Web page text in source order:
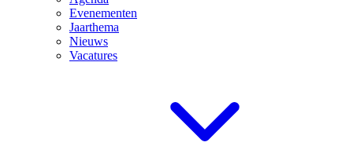
Evenementen
Jaarthema
Nieuws
Vacatures